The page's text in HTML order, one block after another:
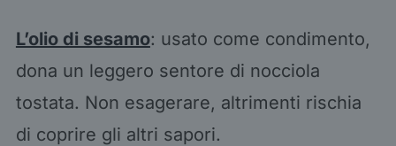
L’olio di sesamo: usato come condimento,
dona un leggero sentore di nocciola
tostata. Non esagerare, altrimenti rischia
di coprire gli altri sapori.